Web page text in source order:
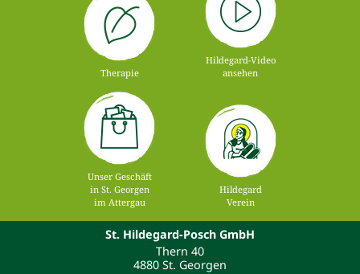
Therapie
Hildegard-Video
ansehen
Unser Geschäft
in St. Georgen
im Attergau
Hildegard
Verein
St. Hildegard-Posch GmbH
Thern 40
4880 St. Georgen